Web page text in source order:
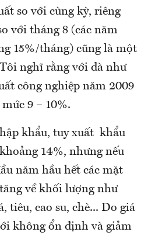
so với cùng kỳ, riêng
với tháng 8 (các năm
15%/tháng) cũng là một
nghĩ rằng với đà như
công nghiệp năm 2009
9 – 10%.
khẩu, tuy xuất khẩu
14%, nhưng nếu
năm hầu hết các mặt
về khối lượng như
tiêu, cao su, chè... Do giá
không ổn định và giảm